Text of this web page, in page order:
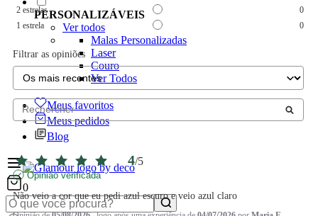
PERSONALIZÁVEIS
Ver todos
Malas Personalizadas
Laser
Couro
Ver Todos
Meus favoritos
Meus pedidos
Blog
0
2 estrelas
0
1 estrela 0
Filtrar as opiniões
4/5
Opinião verificada
Não veio a cor que eu pedi azul escuro e veio azul claro